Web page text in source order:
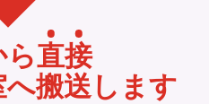
直接
搬送します